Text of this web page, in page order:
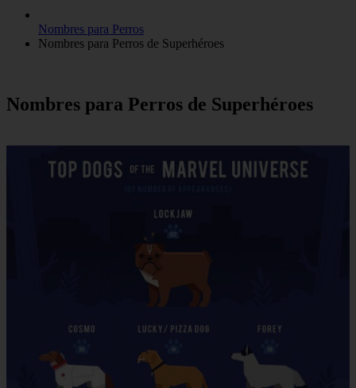
Nombres para Perros
Nombres para Perros de Superhéroes
Nombres para Perros de Superhéroes